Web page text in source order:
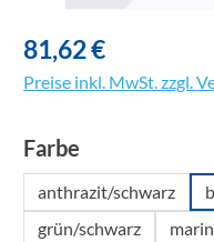
81,62 €
Preise inkl. MwSt. zzgl.
Farbe
anthrazit/schwarz
grün/schwarz